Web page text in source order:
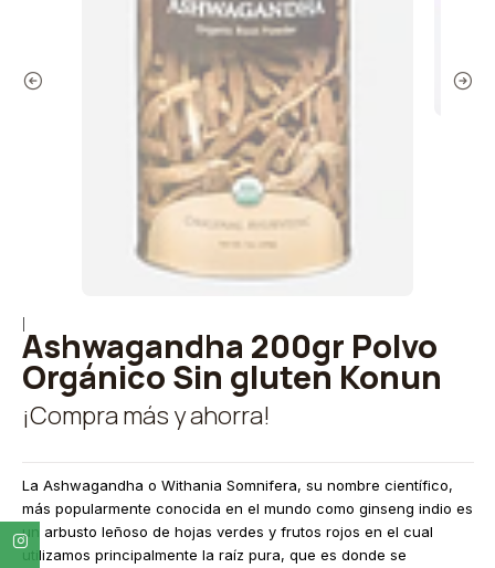
Ashwagandha 200gr Polvo
Orgánico Sin gluten Konun
¡Compra más y ahorra!
La Ashwagandha o Withania Somnifera, su nombre científico,
más popularmente conocida en el mundo como ginseng indio es
un arbusto leñoso de hojas verdes y frutos rojos en el cual
utilizamos principalmente la raíz pura, que es donde se